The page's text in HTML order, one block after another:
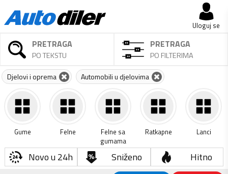
Uloguj se
PRETRAGA
PO TEKSTU
PRETRAGA
PO FILTERIMA
Djelovi i oprema Automobili u djelovima
Gume Felne
Felne sa
gumama
Ratkapne Lanci
Novo u 24h Sniženo Hitno